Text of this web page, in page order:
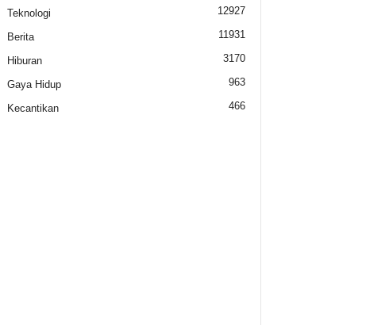
Teknologi 12927
Berita 11931
Hiburan 3170
Gaya Hidup 963
Kecantikan 466